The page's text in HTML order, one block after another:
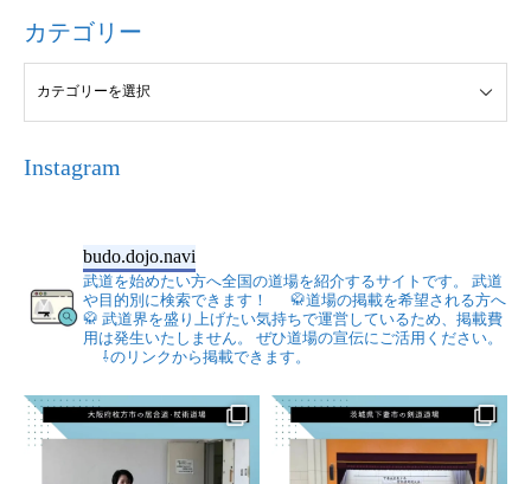
カテゴリー
Instagram
budo.dojo.navi
武道を始めたい方へ全国の道場を紹介するサイトです。
武道
や目的別に検索できます！
🥋道場の掲載を希望される方へ
🥋 武道界を盛り上げたい気持ちで運営しているため、掲載費
用は発生いたしません。
ぜひ道場の宣伝にご活用ください。
⇩のリンクから掲載できます。